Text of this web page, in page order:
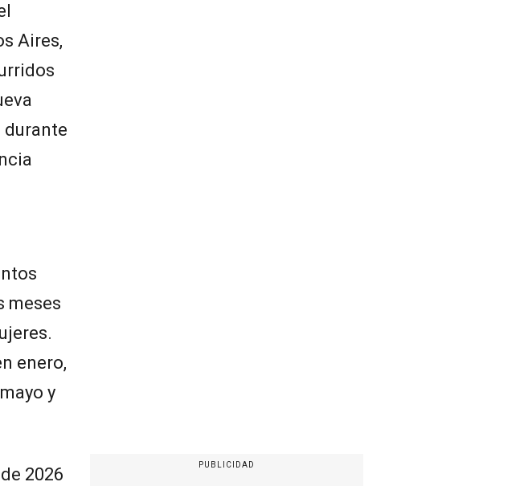
Aires,
meses
enero,
y
2026
PUBLICIDAD